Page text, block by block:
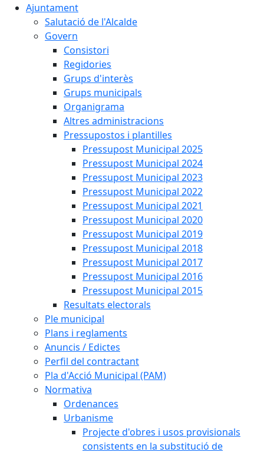
Ajuntament
Salutació de l'Alcalde
Govern
Consistori
Regidories
Grups d'interès
Grups municipals
Organigrama
Altres administracions
Pressupostos i plantilles
Pressupost Municipal 2025
Pressupost Municipal 2024
Pressupost Municipal 2023
Pressupost Municipal 2022
Pressupost Municipal 2021
Pressupost Municipal 2020
Pressupost Municipal 2019
Pressupost Municipal 2018
Pressupost Municipal 2017
Pressupost Municipal 2016
Pressupost Municipal 2015
Resultats electorals
Ple municipal
Plans i reglaments
Anuncis / Edictes
Perfil del contractant
Pla d'Acció Municipal (PAM)
Normativa
Ordenances
Urbanisme
Projecte d'obres i usos provisionals
consistents en la substitució de